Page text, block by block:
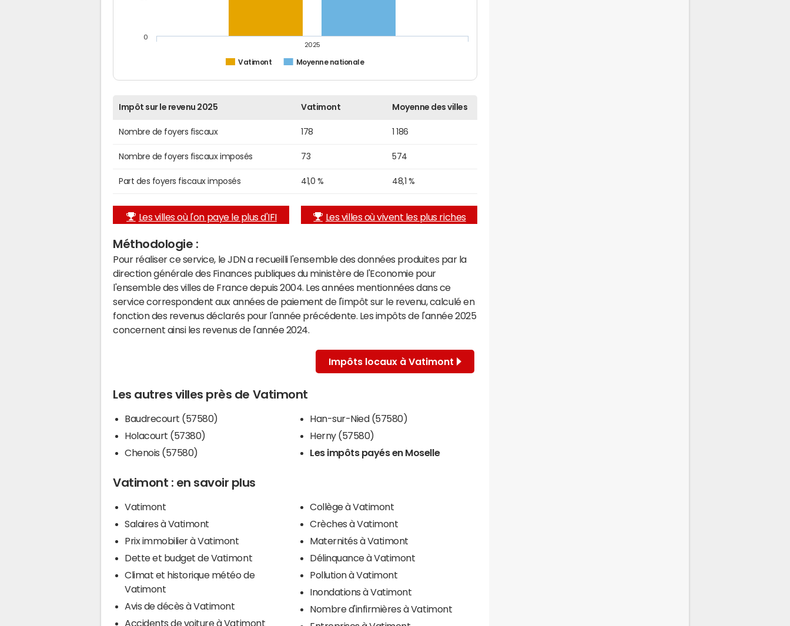
Vatimont Moyenne nationale
2025
0
Impôt sur le revenu 2025 Vatimont Moyenne des villes
Nombre de foyers fiscaux 178 1 186
Nombre de foyers fiscaux imposés 73 574
Part des foyers fiscaux imposés 41,0 % 48,1 %
Les villes où l'on paye le plus d'IFI Les villes où vivent les plus riches
Méthodologie :
Pour réaliser ce service, le JDN a recueilli l'ensemble des données produites par la
direction générale des Finances publiques du ministère de l'Economie pour
l'ensemble des villes de France depuis 2004. Les années mentionnées dans ce
service correspondent aux années de paiement de l'impôt sur le revenu, calculé en
fonction des revenus déclarés pour l'année précédente. Les impôts de l'année 2025
concernent ainsi les revenus de l'année 2024.
Impôts locaux à Vatimont
Les autres villes près de Vatimont
Baudrecourt (57580)
Holacourt (57380)
Chenois (57580)
Han-sur-Nied (57580)
Herny (57580)
Les impôts payés en Moselle
Vatimont : en savoir plus
Vatimont
Salaires à Vatimont
Prix immobilier à Vatimont
Dette et budget de Vatimont
Climat et historique météo de
Vatimont
Avis de décès à Vatimont
Accidents de voiture à Vatimont
Collège à Vatimont
Crèches à Vatimont
Maternités à Vatimont
Délinquance à Vatimont
Pollution à Vatimont
Inondations à Vatimont
Nombre d'infirmières à Vatimont